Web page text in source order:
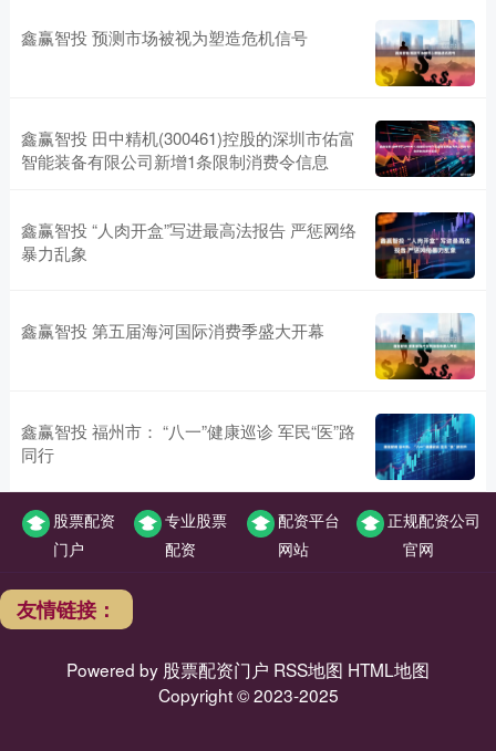
鑫赢智投 预测市场被视为塑造危机信号
鑫赢智投 田中精机(300461)控股的深圳市佑富
智能装备有限公司新增1条限制消费令信息
鑫赢智投 “人肉开盒”写进最高法报告 严惩网络
暴力乱象
鑫赢智投 第五届海河国际消费季盛大开幕
鑫赢智投 福州市： “八一”健康巡诊 军民“医”路
同行
股票配资
门户
专业股票
配资
配资平台
网站
正规配资公司
官网
友情链接：
Powered by 股票配资门户 RSS地图 HTML地图
Copyright© 2023-2025